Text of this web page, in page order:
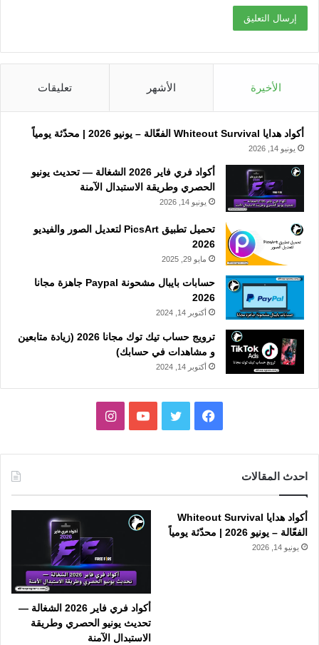
الأخيرة الأشهر تعليقات
أكواد هدايا Whiteout Survival الفعّالة – يونيو 2026 | محدّثة يومياً
يونيو 14, 2026
أكواد فري فاير 2026 الشغالة — تحديث يونيو
الحصري وطريقة الاستبدال الآمنة
يونيو 14, 2026
تحميل تطبيق PicsArt لتعديل الصور والفيديو
2026
مايو 29, 2025
حسابات بايبال مشحونة Paypal جاهزة مجانا
2026
أكتوبر 14, 2024
ترويج حساب تيك توك مجانا 2026 (زيادة متابعين
و مشاهدات في حسابك)
أكتوبر 14, 2024
فيسبوك تويتر يوتيوبانستقرام
احدث المقالات
أكواد هدايا Whiteout Survival
الفعّالة – يونيو 2026 | محدّثة يومياً
يونيو 14, 2026
أكواد فري فاير 2026 الشغالة —
تحديث يونيو الحصري وطريقة
الاستبدال الآمنة